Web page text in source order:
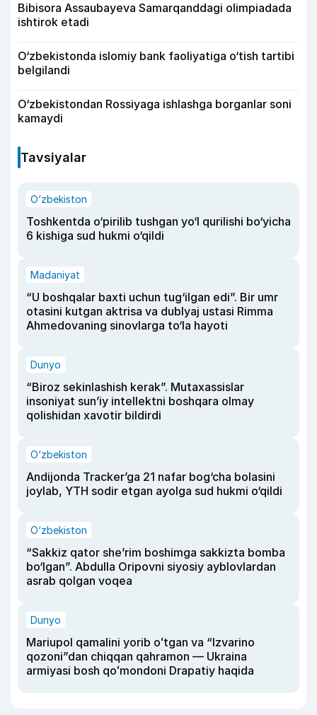
Bibisora Assaubayeva Samarqanddagi olimpiadada
ishtirok etadi
O‘zbekistonda islomiy bank faoliyatiga o‘tish tartibi
belgilandi
O‘zbekistondan Rossiyaga ishlashga borganlar soni
kamaydi
Tavsiyalar
O‘zbekiston
Toshkentda o‘pirilib tushgan yo‘l qurilishi bo‘yicha
6 kishiga sud hukmi o‘qildi
Madaniyat
“U boshqalar baxti uchun tug‘ilgan edi”. Bir umr
otasini kutgan aktrisa va dublyaj ustasi Rimma
Ahmedovaning sinovlarga to‘la hayoti
Dunyo
“Biroz sekinlashish kerak”. Mutaxassislar
insoniyat sun’iy intellektni boshqara olmay
qolishidan xavotir bildirdi
O‘zbekiston
Andijonda Tracker’ga 21 nafar bog‘cha bolasini
joylab, YTH sodir etgan ayolga sud hukmi o‘qildi
O‘zbekiston
“Sakkiz qator she’rim boshimga sakkizta bomba
bo‘lgan”. Abdulla Oripovni siyosiy ayblovlardan
asrab qolgan voqea
Dunyo
Mariupol qamalini yorib oʻtgan va “Izvarino
qozoni”dan chiqqan qahramon — Ukraina
armiyasi bosh qoʻmondoni Drapatiy haqida